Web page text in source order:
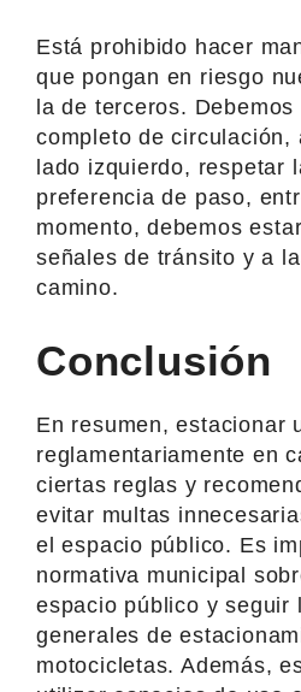
Está prohibido hacer
que pongan en riesgo
la de terceros.
completo de circulación,
lado izquierdo, respetar
preferencia de paso,
momento, debemos
señales de tránsito y a
camino.
Conclusión
En resumen, estacionar
reglamentariamente en
ciertas reglas y
evitar multas
el espacio público. Es
normativa municipal
espacio público y seguir
generales de
motocicletas. Además,